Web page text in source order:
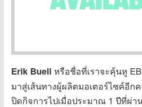
Erik Buell หรือชื่อที่เราจะคุ้นหู
มาสู่เส้นทางผู้ผลิตมอเตอร์ไซค์อีก
ปิดกิจการไปเมื่อประมาณ 1 ปีที่ผ่า